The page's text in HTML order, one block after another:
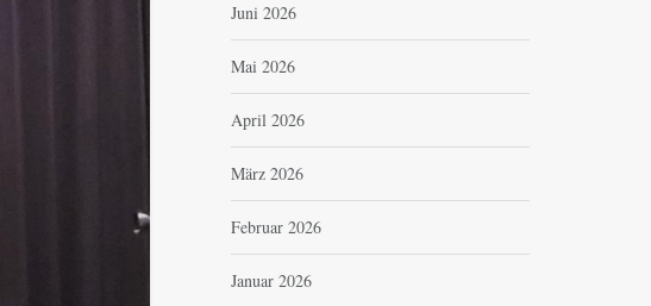
Juni 2026
Mai 2026
April 2026
März 2026
Februar 2026
Januar 2026